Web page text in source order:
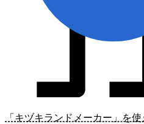
「キヅキランドメーカー」を